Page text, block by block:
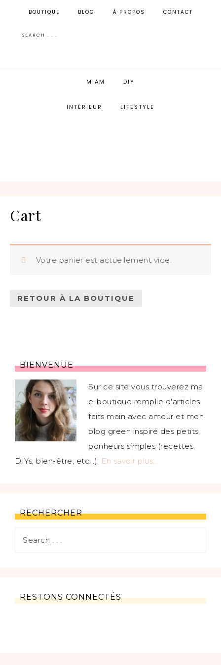
BOUTIQUE BLOG À PROPOS CONTACT
MIAM DIY
INTÉRIEUR LIFESTYLE
Cart
Votre panier est actuellement vide.
RETOUR À LA BOUTIQUE
BIENVENUE
Sur ce site vous trouverez ma
e-boutique remplie d'articles
faits main avec amour et mon
blog green inspiré des petits
bonheurs simples (recettes,
DIYs, bien-être, etc...).
En savoir plus…
RECHERCHER
RESTONS CONNECTÉS